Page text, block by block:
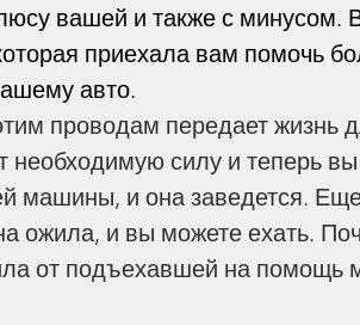
Пророчества
вашей и также с минусом.
приехала вам помочь
авто.
проводам передает жизнь
необходимую силу и теперь
машины, и она заведется.
ожила, и вы можете ехать.
от подъехавшей на помощь